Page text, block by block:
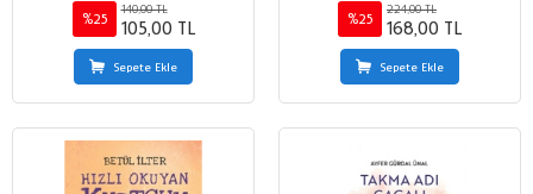
%25
140,00 TL
105,00 TL
Sepete Ekle
%25
224,00 TL
168,00 TL
Sepete Ekle